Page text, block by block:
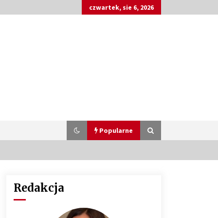
czwartek, sie 6, 2026
Popularne
Customizacja wnętrza samochodu:
Jak zamontować radio 2DIN i
4 miesiące ago
Redakcja